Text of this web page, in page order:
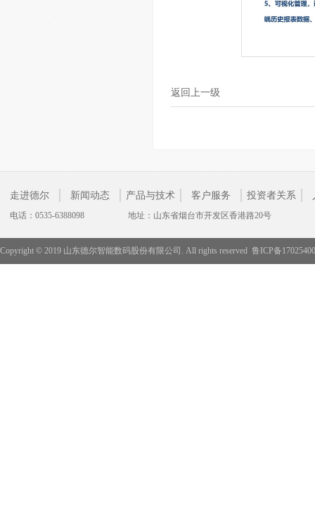
返回上一级
走进德尔 新闻动态 产品与技术 客户服务 投资者关系
电话：0535-6388098 地址：山东省烟台市开发区香港路20号
Copyright © 2019 山东德尔智能数码股份有限公司. All rights reserved 鲁ICP备